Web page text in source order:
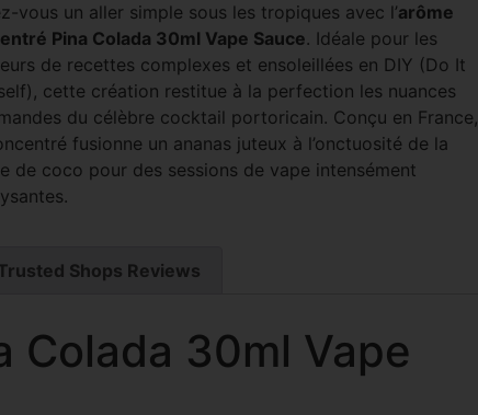
vous un aller simple sous les tropiques avec l’arôme
Pina Colada 30ml Vape Sauce. Idéale pour les
de recettes complexes et ensoleillées en DIY (Do It
cette création restitue à la perfection les nuances
du célèbre cocktail portoricain. Conçu en France,
fusionne un ananas juteux à l’onctuosité de la
de coco pour des sessions de vape intensément
Shops Reviews
Colada 30ml Vape